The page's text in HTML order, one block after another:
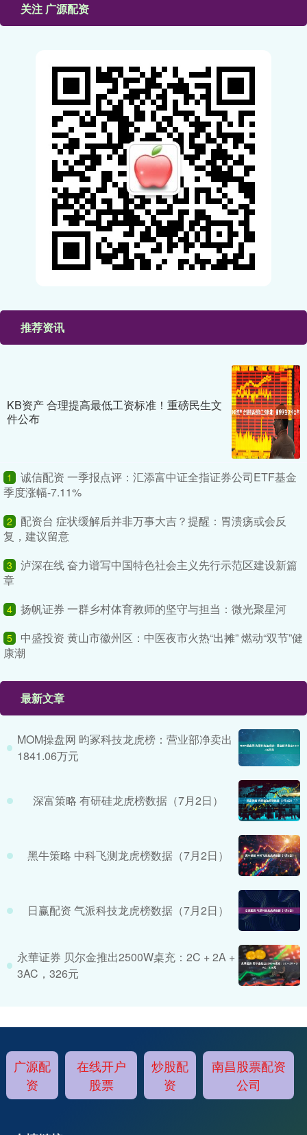
关注 广源配资
推荐资讯
KB资产 合理提高最低工资标准！重磅民生文
件公布
1
诚信配资 一季报点评：汇添富中证全指证券公司ETF基金
季度涨幅-7.11%
2
配资台 症状缓解后并非万事大吉？提醒：胃溃疡或会反
复，建议留意
3
泸深在线 奋力谱写中国特色社会主义先行示范区建设新篇
章
4 扬帆证券 一群乡村体育教师的坚守与担当：微光聚星河
5
中盛投资 黄山市徽州区：中医夜市火热“出摊” 燃动“双节”健
康潮
最新文章
MOM操盘网 昀冢科技龙虎榜：营业部净卖出
1841.06万元
深富策略 有研硅龙虎榜数据（7月2日）
黑牛策略 中科飞测龙虎榜数据（7月2日）
日赢配资 气派科技龙虎榜数据（7月2日）
永華证券 贝尔金推出2500W桌充：2C + 2A +
3AC，326元
广源配
资
在线开户
股票
炒股配
资
南昌股票配资
公司